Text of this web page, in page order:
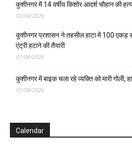
कुशीनगर में 14 वर्षीय किशोर आदर्श चौहान की
02/08/2026
कुशीनगर प्रशासन ने तहसील हाटा में 100 एकड़
एंट्री हटाने की तैयारी
01/08/2026
कुशीनगर में बाइक चला रहे व्यक्ति को मारी गोली,
01/08/2026
Calendar